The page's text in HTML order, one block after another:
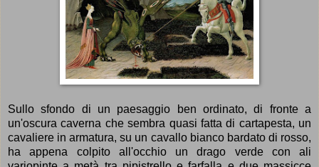
Sullo sfondo di un paesaggio ben ordinato, di fronte a
un'oscura caverna che sembra quasi fatta di cartapesta, un
cavaliere in armatura, su un cavallo bianco bardato di rosso,
ha appena colpito all'occhio un drago verde con ali